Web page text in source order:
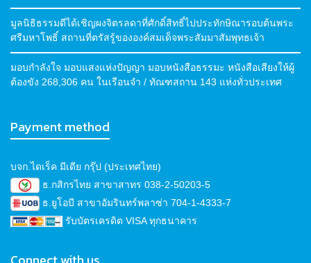
มูลนิธิธรรมดีได้เชิญผงจิตรลดาที่ศักดิ์สิทธิ์ไปประทักษิณารอบต้นพระ
ศรีมหาโพธิ์ สถานที่ตรัสรู้ขององค์สมเด็จพระสัมมาสัมพุทธเจ้า
มอบกำลังใจ มอบแสงแห่งปัญญา มอบหนังสือธรรมะ หนังสือเสียงให้ผู้
ต้องขัง 268,306 คน ในเรือนจำ / ทัณฑสถาน 143 แห่งทั่วประเทศ
Payment method
บจก.ไดเร็ค มีเดีย กรุ๊ป (ประเทศไทย)
ธ.กสิกรไทย สาขาสาทร 038-2-50203-5
ธ.ยูโอบี สาขาอัมรินทร์พลาซ่า 704-1-4333-7
รับบัตรเครดิต VISA ทุกธนาคาร